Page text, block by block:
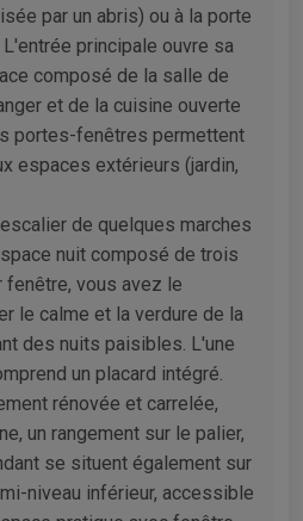
par un abris) ou à la porte
principale ouvre sa
composé de la salle de
et de la cuisine ouverte
portes-fenêtres permettent
espaces extérieurs (jardin,
de quelques marches
nuit composé de trois
fenêtre, vous avez le
le calme et la verdure de la
des nuits paisibles. L'une
un placard intégré.
rénovée et carrelée,
un rangement sur le palier,
se situent également sur
niveau inférieur, accessible